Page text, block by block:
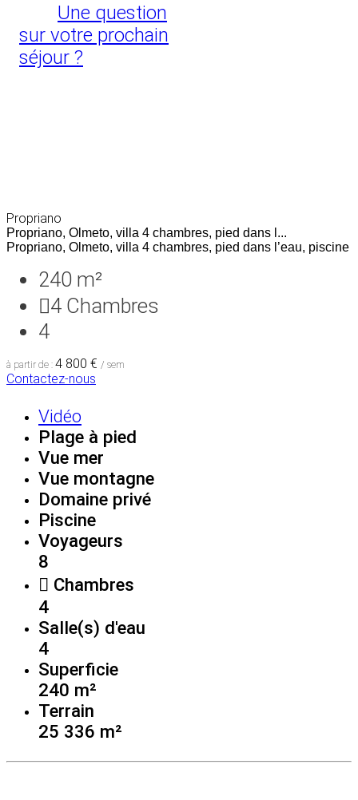
Une question
sur votre prochain
séjour ?
Propriano
Propriano, Olmeto, villa 4 chambres, pied dans l...
Propriano, Olmeto, villa 4 chambres, pied dans l’eau, piscine
240 m²
4 Chambres
4
à partir de : 4 800 € / sem
Contactez-nous
Vidéo
Plage à pied
Vue mer
Vue montagne
Domaine privé
Piscine
Voyageurs
8
Chambres
4
Salle(s) d'eau
4
Superficie
240 m²
Terrain
25 336 m²